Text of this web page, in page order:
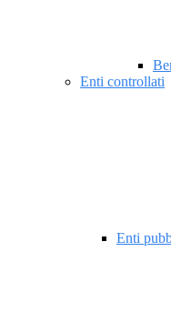
Enti controllati
Enti